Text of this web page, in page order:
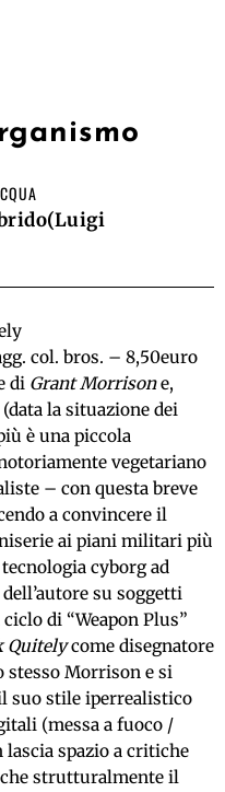
col. bros. – 8,50euro
di Grant Morrisone,
la situazione dei
è una piccola
vegetariano
– con questa breve
a convincere il
ai piani militari più
cyborg ad
su soggetti
di “Weapon Plus”
Quitelycome disegnatore
stesso Morrison e si
suo stile iperrealistico
(messa a fuoco /
spazio a critiche
che strutturalmente il